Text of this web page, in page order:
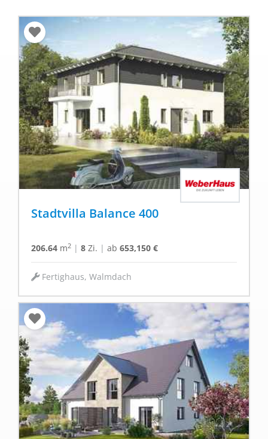
Stadtvilla Balance 400
206.64 m2 | 8 Zi. | ab 653,150 €
Fertighaus, Walmdach